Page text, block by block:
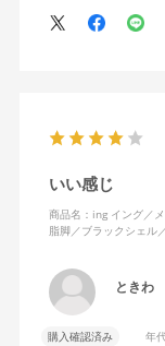
特に前後に揺らす
えます。揺れを止
いい感じ
商品名：ing イング／
脂脚／ブラックシェル
ときわ
購入確認済み 年